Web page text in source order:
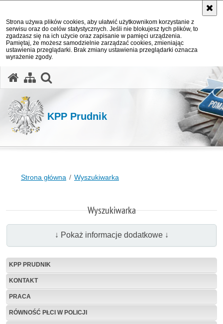
Strona używa plików cookies, aby ułatwić użytkownikom korzystanie z
serwisu oraz do celów statystycznych. Jeśli nie blokujesz tych plików, to
zgadzasz się na ich użycie oraz zapisanie w pamięci urządzenia.
Pamiętaj, że możesz samodzielnie zarządzać cookies, zmieniając
ustawienia przeglądarki. Brak zmiany ustawienia przeglądarki oznacza
wyrażenie zgody.
KPP Prudnik
Strona główna Wyszukiwarka
Wyszukiwarka
↓ Pokaż informacje dodatkowe ↓
KPP PRUDNIK
KONTAKT
PRACA
RÓWNOŚĆ PŁCI W POLICJI